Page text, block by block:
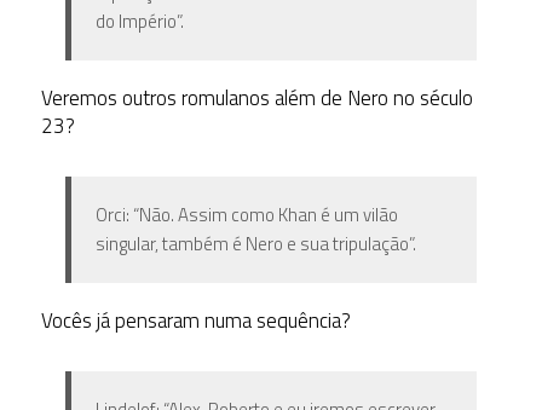
do Império”.
Veremos outros romulanos além de Nero no século
23?
Orci: “Não. Assim como Khan é um vilão
singular, também é Nero e sua tripulação”.
Vocês já pensaram numa sequência?